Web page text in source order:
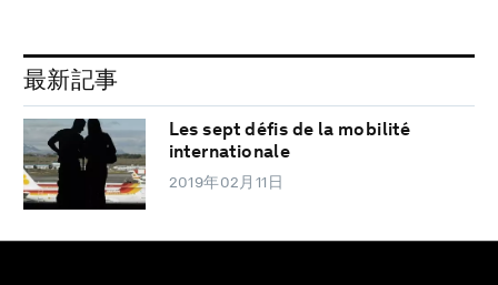
最新記事
Les sept défis de la mobilité
internationale
2019年02月11日